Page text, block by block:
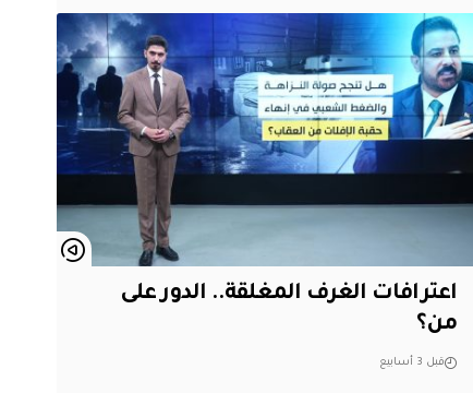
اعترافات الغرف المغلقة.. الدور على
من؟
قبل 3 أسابيع